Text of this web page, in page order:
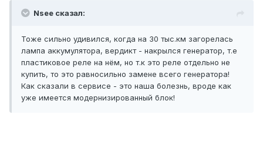
Nsee сказал:
Тоже сильно удивился, когда на 30 тыс.км загорелась
лампа аккумулятора, вердикт - накрылся генератор, т.е
пластиковое реле на нём, но т.к это реле отдельно не
купить, то это равносильно замене всего генератора!
Как сказали в сервисе - это наша болезнь, вроде как
уже имеется модернизированный блок!